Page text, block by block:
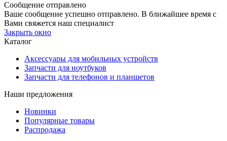
Сообщение отправлено
Ваше сообщение успешно отправлено. В ближайшее время с
Вами свяжется наш специалист
Закрыть окно
Каталог
Аксессуары для мобильных устройств
Запчасти для ноутбуков
Запчасти для телефонов и планшетов
Наши предложения
Новинки
Популярные товары
Распродажа